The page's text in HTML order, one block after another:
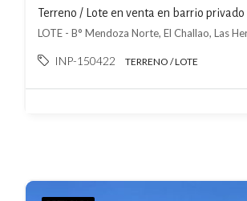
Terreno / Lote en venta en barrio privado
LOTE - B° Mendoza Norte, El Challao, Las
INP-150422 TERRENO / LOTE